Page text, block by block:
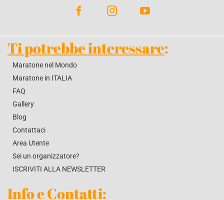
Ti potrebbe interessare:
Maratone nel Mondo
Maratone in ITALIA
FAQ
Gallery
Blog
Contattaci
Area Utente
Sei un organizzatore?
ISCRIVITI ALLA NEWSLETTER
Info e Contatti: